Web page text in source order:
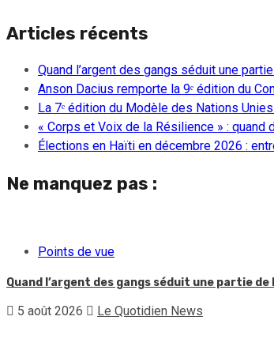
Articles récents
Quand l’argent des gangs séduit une
Anson Dacius remporte la 9ᵉ édition du
La 7ᵉ édition du Modèle des Nations
« Corps et Voix de la Résilience » :
Élections en Haïti en décembre 2026 :
Ne manquez pas :
Points de vue
Quand l’argent des gangs séduit une partie
5 août 2026 Le Quotidien News